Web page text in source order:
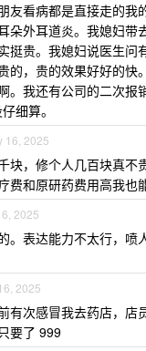
友看病都是直接走的我
朵外耳道炎。我媳妇带
挺贵。我媳妇说医生问
的，贵的效果好好的快
。我还有公司的二次报
细算。
16, 2025
块，修个人几百块真不
费和原研药费用高我也
2025
。表达能力不太行，喷
2025
有次感冒我去药店，店
要了 999